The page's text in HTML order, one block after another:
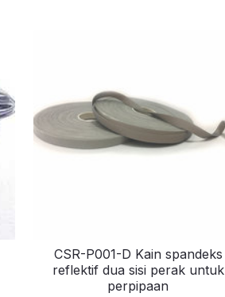
CSR-P001-D Kain spandeks
reflektif dua sisi perak untuk
perpipaan